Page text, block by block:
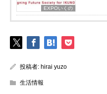
EXPOいくの
投稿者: hirai yuzo
生活情報